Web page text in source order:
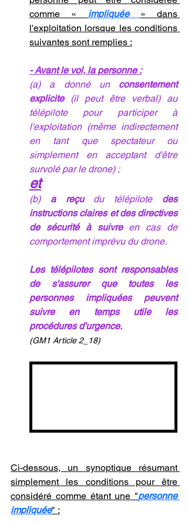
comme « impliquée
» dans
l'exploitation lorsque les conditions
suivantes sont remplies :
- Avant le vol, la personne :
(a) a donné un consentement
explicite (il peut être verbal) au
télépilote pour participer à
l'exploitation (même indirectement
en tant que spectateur ou
simplement en acceptant d'être
survolé par le drone) ;
et
(b) a reçu du télépilote des
instructions claires et des directives
de sécurité à suivre en cas de
comportement imprévu du drone.
Les télépilotes sont responsables
de s'assurer que toutes les
personnes impliquées peuvent
suivre en temps utile les
procédures d'urgence.
(GM1 Article 2_18)
Ci-dessous, un synoptique résumant
simplement les conditions pour être
considéré comme étant une "personne
impliquée" :